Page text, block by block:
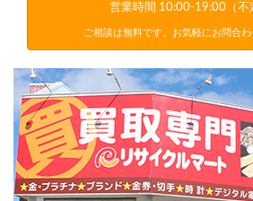
営業時間 10:00-19:00（不
ご相談は無料です。お気軽にお問合わ